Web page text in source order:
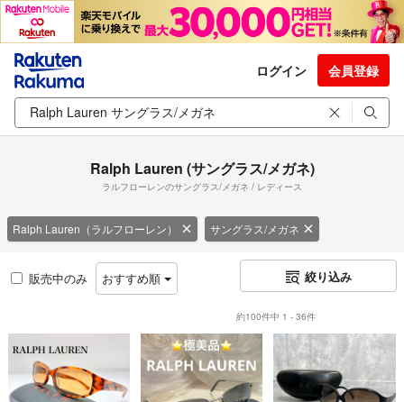
ログイン 会員登録
Ralph Lauren (サングラス/メガネ)
ラルフローレンのサングラス/メガネ / レディース
Ralph Lauren（ラルフローレン） サングラス/メガネ
販売中のみ おすすめ順 絞り込み
約100件中 1 - 36件